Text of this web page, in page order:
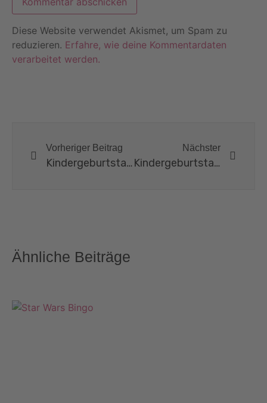
Diese Website verwendet Akismet, um Spam zu
reduzieren. Erfahre, wie deine Kommentardaten
verarbeitet werden.
Vorheriger Beitrag
Kindergeburtstag „Indianer“ – Großes Powwow bei Krummer Bach
Nächster
Kindergeburtstag “ Ninjago“ – Go, Ninjas!
Ähnliche Beiträge